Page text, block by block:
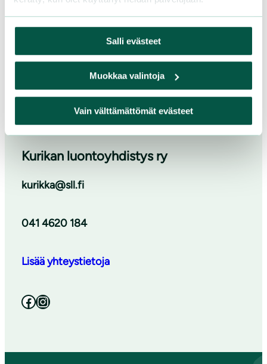
Salli evästeet
Muokkaa valintoja
Vain välttämättömät evästeet
Suomen luonnonsuojeluliiton Pohjanmaan piiri
Kurikan luontoyhdistys ry
kurikka@sll.fi
041 4620 184
Lisää yhteystietoja
Facebook Instagram